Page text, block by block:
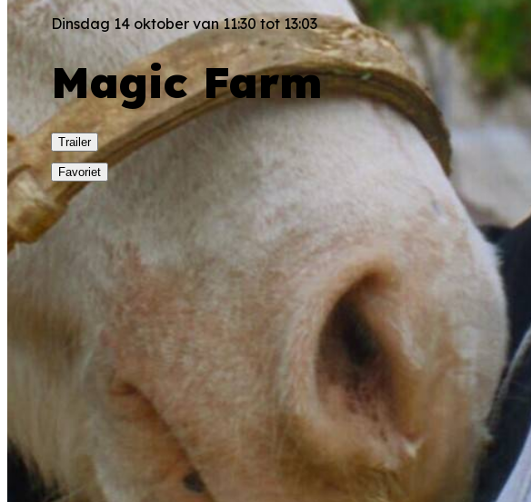
Dinsdag 14 oktober van 11:30 tot 13:03
Magic Farm
Trailer
Favoriet